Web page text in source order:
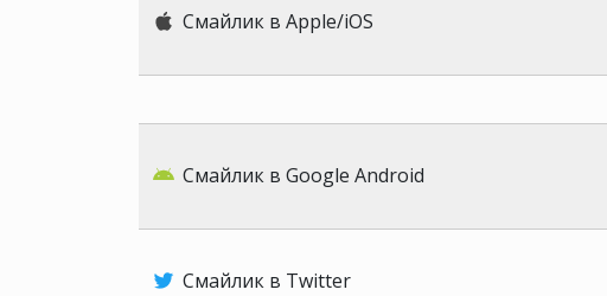
Смайлик в Apple/iOS
Смайлик в Google Android
Смайлик в Twitter